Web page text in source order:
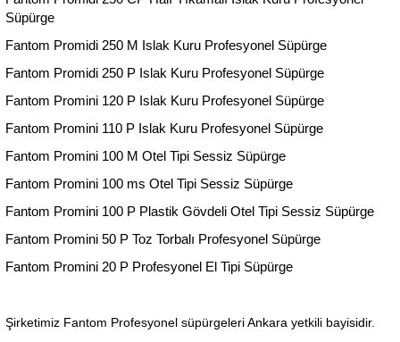
Süpürge
Fantom Promidi 250 M Islak Kuru Profesyonel Süpürge
Fantom Promidi 250 P Islak Kuru Profesyonel Süpürge
Fantom Promini 120 P Islak Kuru Profesyonel Süpürge
Fantom Promini 110 P Islak Kuru Profesyonel Süpürge
Fantom Promini 100 M Otel Tipi Sessiz Süpürge
Fantom Promini 100 ms Otel Tipi Sessiz Süpürge
Fantom Promini 100 P Plastik Gövdeli Otel Tipi Sessiz Süpürge
Fantom Promini 50 P Toz Torbalı Profesyonel Süpürge
Fantom Promini 20 P Profesyonel El Tipi Süpürge
Şirketimiz Fantom Profesyonel süpürgeleri Ankara yetkili bayisidir.